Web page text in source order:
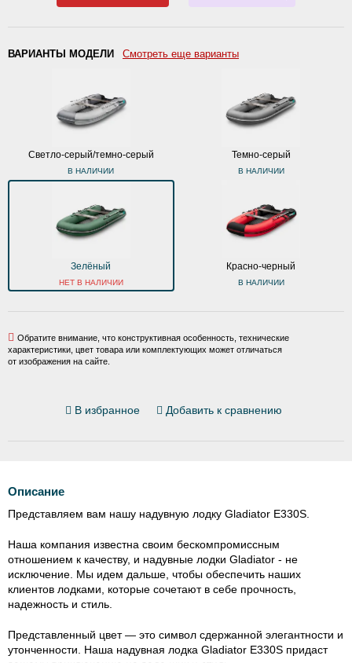
В избранное Добавить к сравнению
ВАРИАНТЫ МОДЕЛИ Смотреть еще варианты
Светло-серый/темно-серый
В НАЛИЧИИ
Темно-серый
В НАЛИЧИИ
Зелёный
НЕТ В НАЛИЧИИ
Красно-черный
В НАЛИЧИИ
Обратите внимание, что конструктивная особенность, технические
характеристики, цвет товара или комплектующих может отличаться
от изображения на сайте.
Описание
Представляем вам нашу надувную лодку Gladiator E330S.
Наша компания известна своим бескомпромиссным
отношением к качеству, и надувные лодки Gladiator - не
исключение. Мы идем дальше, чтобы обеспечить наших
клиентов лодками, которые сочетают в себе прочность,
надежность и стиль.
Представленный цвет — это символ сдержанной элегантности и
утонченности. Наша надувная лодка Gladiator E330S придаст